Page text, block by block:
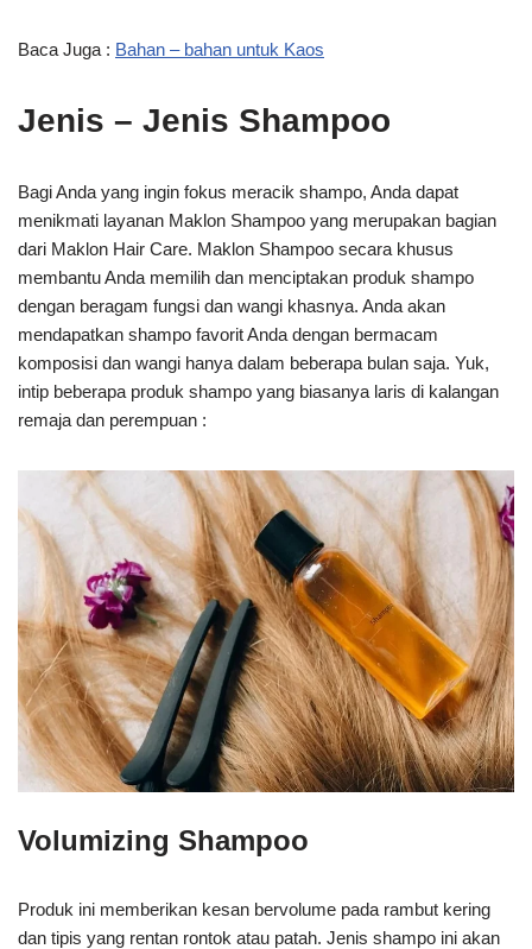
Baca Juga : Bahan – bahan untuk Kaos
Jenis – Jenis Shampoo
Bagi Anda yang ingin fokus meracik shampo, Anda dapat
menikmati layanan Maklon Shampoo yang merupakan bagian
dari Maklon Hair Care. Maklon Shampoo secara khusus
membantu Anda memilih dan menciptakan produk shampo
dengan beragam fungsi dan wangi khasnya. Anda akan
mendapatkan shampo favorit Anda dengan bermacam
komposisi dan wangi hanya dalam beberapa bulan saja. Yuk,
intip beberapa produk shampo yang biasanya laris di kalangan
remaja dan perempuan :
Volumizing Shampoo
Produk ini memberikan kesan bervolume pada rambut kering
dan tipis yang rentan rontok atau patah. Jenis shampo ini akan